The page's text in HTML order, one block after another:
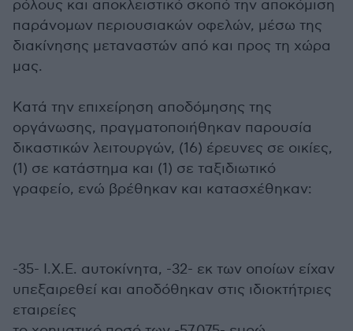
ρόλους και αποκλειστικό σκοπό την αποκόμιση
παράνομων περιουσιακών οφελών, μέσω της
διακίνησης μεταναστών από και προς τη χώρα
μας.
Κατά την επιχείρηση αποδόμησης της
οργάνωσης, πραγματοποιήθηκαν παρουσία
δικαστικών λειτουργών, (16) έρευνες σε οικίες,
(1) σε κατάστημα και (1) σε ταξιδιωτικό
γραφείο, ενώ βρέθηκαν και κατασχέθηκαν:
-35- Ι.Χ.Ε. αυτοκίνητα, -32- εκ των οποίων είχαν
υπεξαιρεθεί και αποδόθηκαν στις ιδιοκτήτριες
εταιρείες